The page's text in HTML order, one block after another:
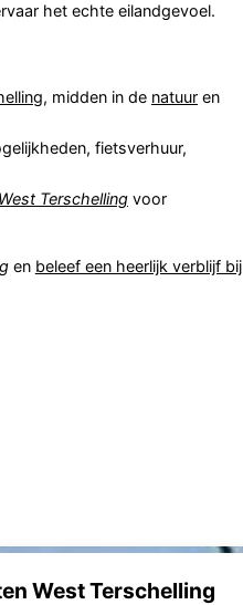
het echte eilandgevoel.
, midden in de natuuren
fietsverhuur,
Terschellingvoor
en beleef een heerlijk verblijf bij
West Terschelling